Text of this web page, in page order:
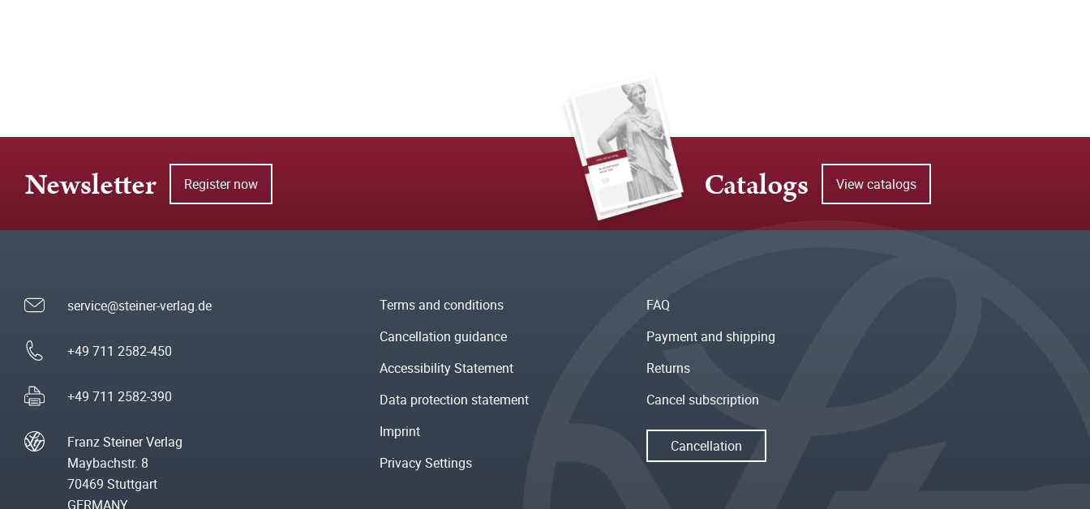
Newsletter Register now Catalogs View catalogs
service@steiner-verlag.de
+49 711 2582-450
+49 711 2582-390
Franz Steiner Verlag
Maybachstr. 8
70469 Stuttgart
GERMANY
Terms and conditions
Cancellation guidance
Accessibility Statement
Data protection statement
Imprint
Privacy Settings
FAQ
Payment and shipping
Returns
Cancel subscription
Cancellation